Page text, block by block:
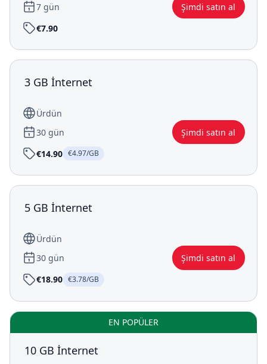
7 gün
Şimdi satın al
€7.90
3 GB İnternet
Ürdün
30 gün
Şimdi satın al
€14.90 €4.97/GB
5 GB İnternet
Ürdün
30 gün
Şimdi satın al
€18.90 €3.78/GB
EN POPÜLER
10 GB İnternet